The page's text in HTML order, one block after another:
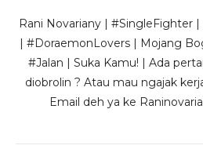
Rani Novariany | #SingleFighter |
| #DoraemonLovers | Mojang
#Jalan | Suka Kamu! | Ada
diobrolin ? Atau mau ngajak
Email deh ya ke